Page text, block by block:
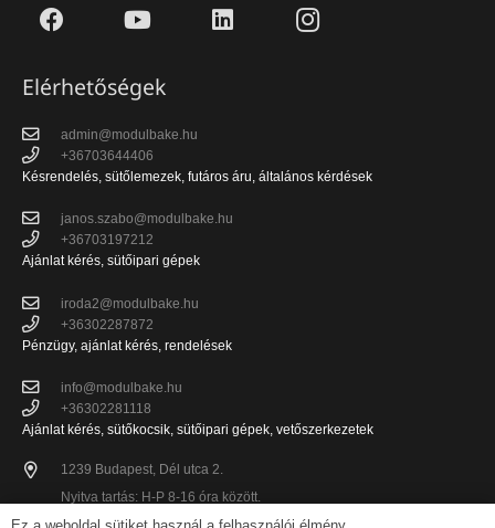
Elérhetőségek
admin@modulbake.hu
+36703644406
Késrendelés, sütőlemezek, futáros áru, általános kérdések
janos.szabo@modulbake.hu
+36703197212
Ajánlat kérés, sütőipari gépek
iroda2@modulbake.hu
+36302287872
Pénzügy, ajánlat kérés, rendelések
info@modulbake.hu
+36302281118
Ajánlat kérés, sütőkocsik, sütőipari gépek, vetőszerkezetek
1239 Budapest, Dél utca 2.
Nyitva tartás: H-P 8-16 óra között.